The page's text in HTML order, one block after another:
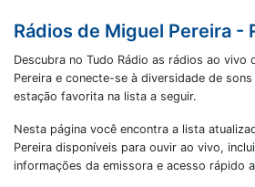
Rádios de Miguel Pereira -
Descubra no Tudo Rádio as rádios ao vivo
Pereira e conecte-se à diversidade de
estação favorita na lista a seguir.
Nesta página você encontra a lista
Pereira disponíveis para ouvir ao vivo,
informações da emissora e acesso rápido